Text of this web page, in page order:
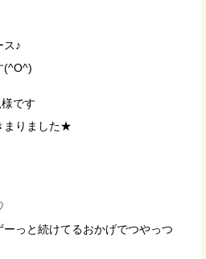
ス♪
(^O^)
です
まりました★
っと続けてるおかげでつやっつ